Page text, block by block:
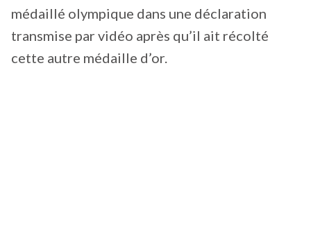
médaillé olympique dans une déclaration
transmise par vidéo après qu’il ait récolté
cette autre médaille d’or.